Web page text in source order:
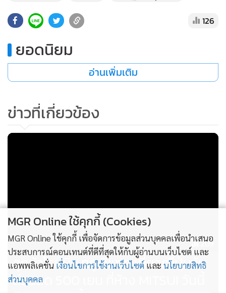
• วิทยาศาสตร์
หุ้น
• อินโดจีน
• กองทุนรวม
• Factcheck
• ญี่ปุ่น
126
ยอดนิยม
อ่านเพิ่มเติม
ข่าวที่เกี่ยวข้อง
209
ลูกค้าโรมมิ่ง ทรู ดีแทค เที่ยวญี่ปุ่นรับ
ส่วนลด 500 เยน ที่ห้าง MITSUI วันนี้
MGR Online ใช้คุกกี้ (Cookies)
MGR Online ใช้คุกกี้ เพื่อจัดการข้อมูลส่วนบุคคลเพื่อนำเสนอ
ประสบการณ์คอนเทนต์ที่ดีที่สุดให้กับผู้อ่านบนเว็บไซต์ และ
แอพพลิเคชั่น เงื่อนไขการใช้งานเว็บไซต์ และ นโยบายสิทธิ
ส่วนบุคคล